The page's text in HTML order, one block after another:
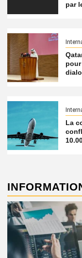
par
pour
La